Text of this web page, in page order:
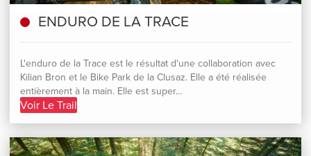
ENDURO DE LA TRACE
L'enduro de la Trace est le résultat d'une collaboration avec
Kilian Bron et le Bike Park de la Clusaz. Elle a été réalisée
entièrement à la main. Elle est super...
Voir Le Trail